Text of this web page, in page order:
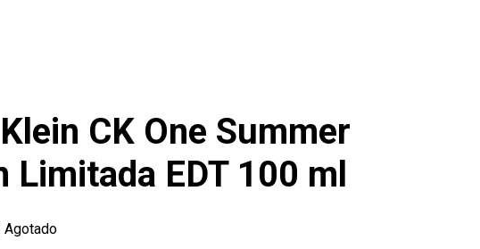
CK One Summer
Limitada EDT 100 ml
Agotado